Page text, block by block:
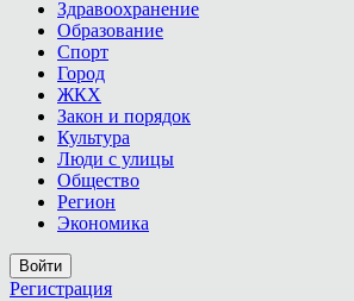
Здравоохранение
Образование
Спорт
Город
ЖКХ
Закон и порядок
Культура
Люди с улицы
Общество
Регион
Экономика
Войти
Регистрация